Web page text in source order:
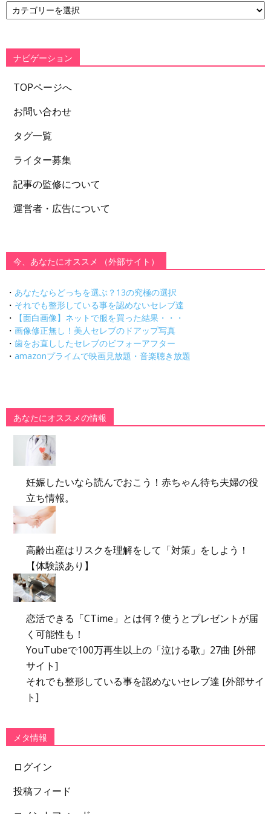
テ
ー
ナビゲーション
TOPページへ
お問い合わせ
タグ一覧
ライター募集
記事の監修について
運営者・広告について
今、あなたにオススメ （外部サイト）
・ あなたならどっちを選ぶ？13の究極の選択
・ それでも整形している事を認めないセレブ達
・
【面白画像】ネットで服を買った結果・・・
・ 画像修正無し！美人セレブのドアップ写真
・ 歯をお直ししたセレブのビフォーアフター
・ amazonプライムで映画見放題・音楽聴き放題
あなたにオススメの情報
妊娠したいなら読んでおこう！赤ちゃん待ち夫婦の役
立ち情報。
高齢出産はリスクを理解をして「対策」をしよう！
【体験談あり】
恋活できる「CTime」とは何？使うとプレゼントが届
く可能性も！
YouTubeで100万再生以上の「泣ける歌」27曲 [外部
サイト]
それでも整形している事を認めないセレブ達 [外部サイ
ト]
メタ情報
ログイン
投稿フィード